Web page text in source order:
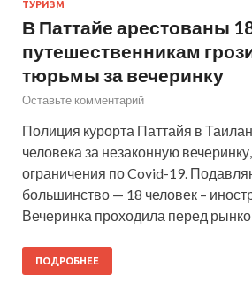
ТУРИЗМ
В Паттайе арестованы
путешественникам
тюрьмы за вечеринку
Оставьте комментарий
Полиция курорта Паттайя в
человека за незаконную
ограничения по Covid-19.
большинство — 18 человек –
Вечеринка проходила перед
ПОДРОБНЕЕ